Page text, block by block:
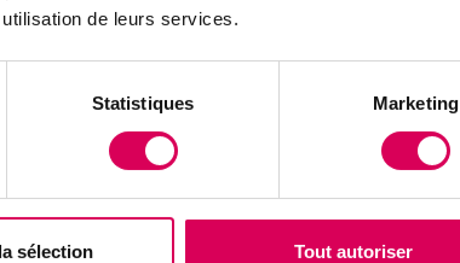
de leurs services.
Statistiques Marketing
sélection Tout autoriser
qu’il convoitait lui
alors son propre
de son épouse. Il s’y investira
à un parti: il préfère
Suivre un mot d’ordre, très